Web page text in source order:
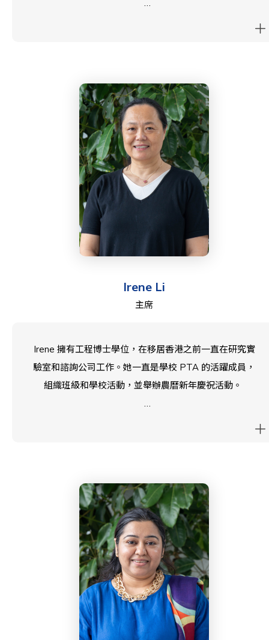
除了工作和學校，David 家人在週末會去各種海灘和遠足
徑。David 從事瑜伽練習已有 20 多年。
Irene Li
主席
Irene 擁有工程博士學位，在移居香港之前一直在研究實
驗室和諮詢公司工作。她一直是學校 PTA 的活躍成員，
組織班級和學校活動，並舉辦農曆新年慶祝活動。
為一個更加溫馨、包容的地方，讓所有學生及其家庭都感
到歡迎。